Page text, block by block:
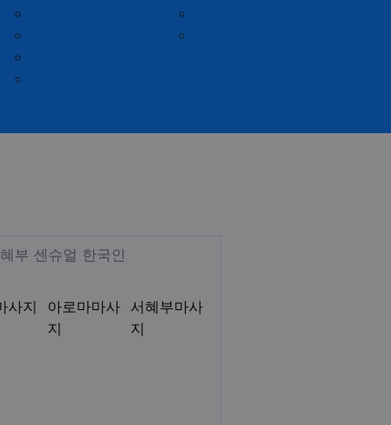
]
스웨디시 로미로미 감성테
부 센슈얼 한국인
사지
아로마마사
지
서혜부마사
지